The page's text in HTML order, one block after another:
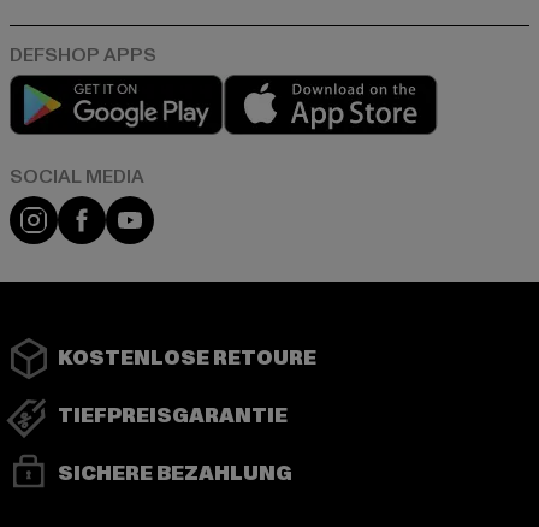
Play market
Instagram
FacebookYouTube
KOSTENLOSE RETOURE
TIEFPREISGARANTIE
SICHERE BEZAHLUNG